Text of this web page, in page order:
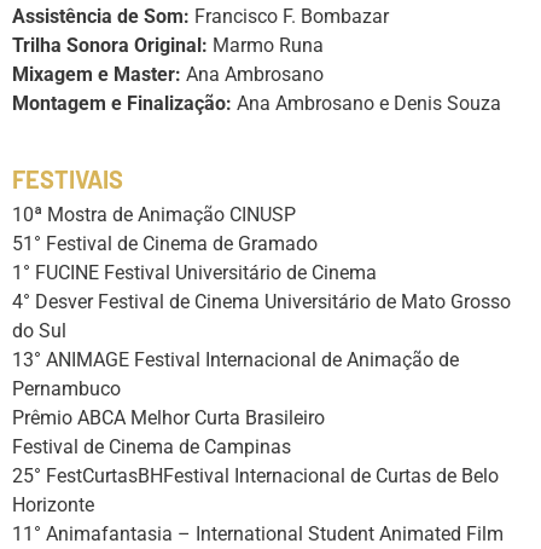
Assistência de Som: Francisco F. Bombazar
Trilha Sonora Original: Marmo Runa
Mixagem e Master: Ana Ambrosano
Montagem e Finalização: Ana Ambrosano e Denis Souza
FESTIVAIS
10ª Mostra de Animação CINUSP
51° Festival de Cinema de Gramado
1° FUCINE Festival Universitário de Cinema
4° Desver Festival de Cinema Universitário de Mato Grosso
do Sul
13° ANIMAGE Festival Internacional de Animação de
Pernambuco
Prêmio ABCA Melhor Curta Brasileiro
Festival de Cinema de Campinas
25° FestCurtasBHFestival Internacional de Curtas de Belo
Horizonte
11° Animafantasia – International Student Animated Film